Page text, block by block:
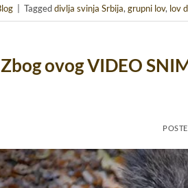
Taggeddivlja svinja Srbija,grupni lov, lov
Zbog ovog VIDEO